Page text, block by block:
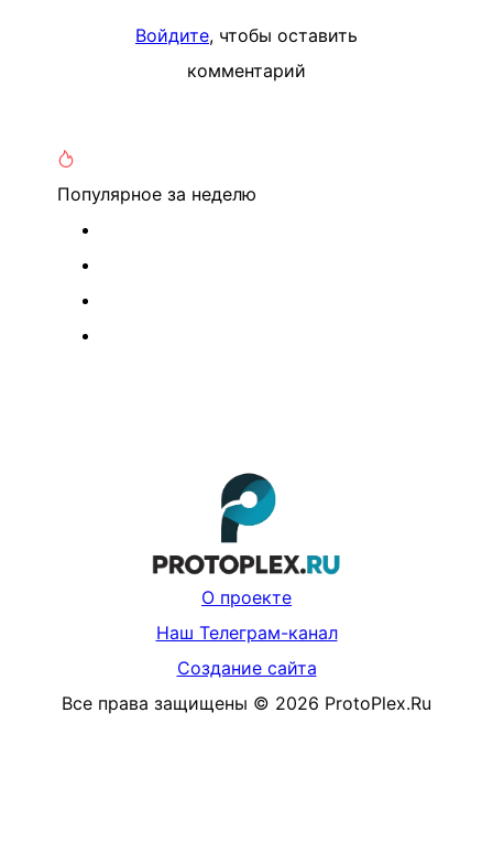
Войдите, чтобы оставить
комментарий
Популярное за неделю
О проекте
Наш Телеграм-канал
Создание сайта
Все права защищены © 2026 ProtoPlex.Ru